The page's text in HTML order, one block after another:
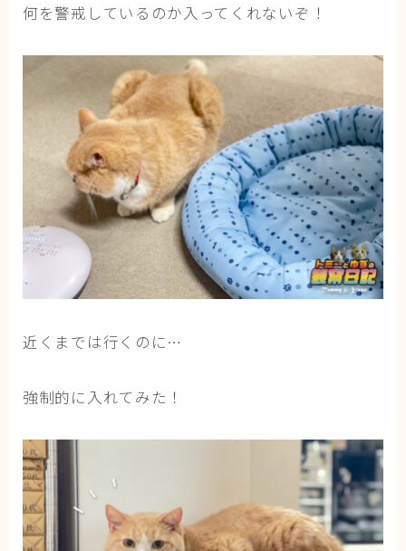
トミーとゆずの観察日記
プロフィール
何を警戒しているのか入ってくれないぞ！
近くまでは行くのに…
強制的に入れてみた！